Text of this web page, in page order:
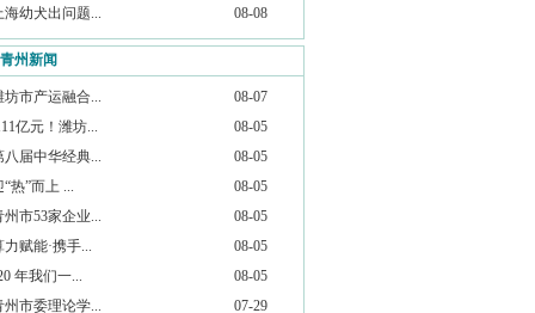
海幼犬出问题...
08-08
青州新闻
坊市产运融合...
08-07
亿元！潍坊...
08-05
八届中华经典...
08-05
“热”而上 ...
08-05
州市53家企业...
08-05
力赋能·携手...
08-05
年我们一...
08-05
州市委理论学...
07-29